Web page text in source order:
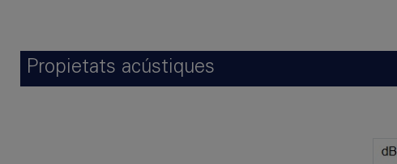
Propietats acústiques